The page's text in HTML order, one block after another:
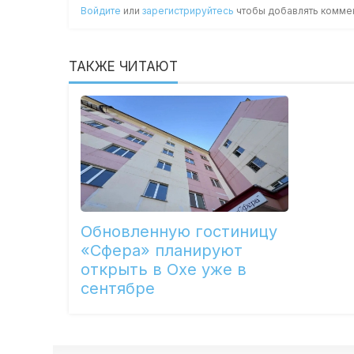
Войдите илизарегистрируйтесь чтобы добавлять
ТАКЖЕ ЧИТАЮТ
Обновленную гостиницу
«Сфера» планируют
открыть в Охе уже в
сентябре